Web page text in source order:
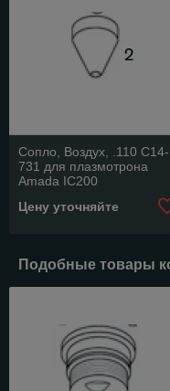
Сопло, Воздух, .110 C14-
731 для плазмотрона
Amada IC200
Цену уточняйте
Подобные товары